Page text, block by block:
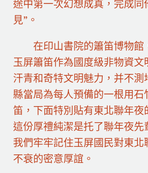
途中第一次幻想成真，完成同
見”。
在印山書院的簫笛博物館
玉屏簫笛作為國度級非物資文
汗青和奇特文明魅力，并不測
縣當局為每人預備的一根用石
笛，下面特別貼有東北聯年夜
這份厚禮純潔是托了聯年夜先
我們牢牢記住玉屏國民對東北
不衰的密意厚誼。